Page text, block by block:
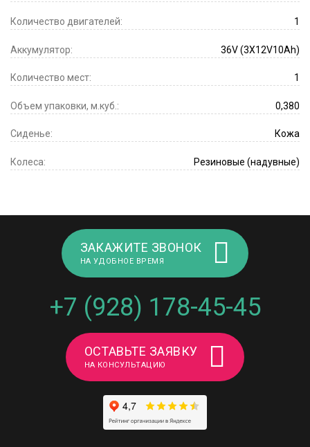
Количество двигателей: 1
Аккумулятор: 36V (3X12V10Ah)
Количество мест: 1
Объем упаковки, м.куб.: 0,380
Сиденье: Кожа
Колеса: Резиновые (надувные)
ЗАКАЖИТЕ ЗВОНОК
НА УДОБНОЕ ВРЕМЯ
+7 (928) 178-45-45
ОСТАВЬТЕ ЗАЯВКУ
НА КОНСУЛЬТАЦИЮ